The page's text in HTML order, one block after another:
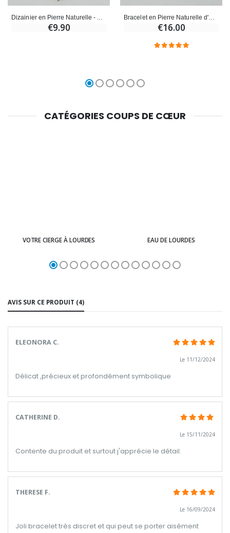
€9.90 €16.00
CATÉGORIES COUPS DE CŒUR
VOTRE CIERGE À LOURDES EAU DE LOURDES
AVIS SUR CE PRODUIT (4)
ELEONORA C.
Le 11/12/2024
Délicat ,précieux et profondément symbolique
CATHERINE D.
Le 15/11/2024
Contente du produit et surtout j'apprécie le détail.
THERESE F.
Le 16/09/2024
Joli bracelet très discret et qui peut se porter aisément